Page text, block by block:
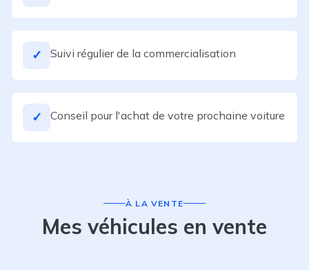
✓ Suivi régulier de la commercialisation
✓ Conseil pour l'achat de votre prochaine voiture
À LA VENTE
Mes véhicules en vente